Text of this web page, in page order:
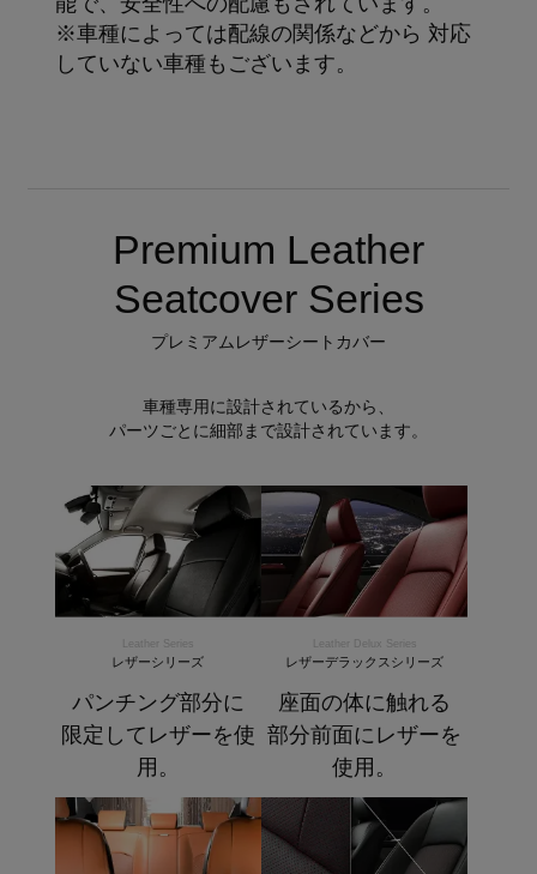
※車種によっては配線の関係などから 対応
していない車種もございます。
Premium Leather
Seatcover Series
プレミアムレザーシートカバー
車種専用に設計されているから、
パーツごとに細部まで設計されています。
Leather Series
レザーシリーズ
パンチング部分に
限定してレザーを使
用。
Leather Delux Series
レザーデラックスシリーズ
座面の体に触れる
部分前面にレザーを
使用。